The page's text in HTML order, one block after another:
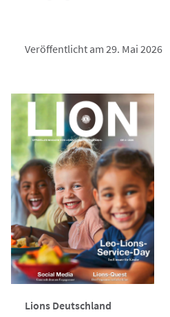
Veröffentlicht am 29. Mai 2026
Lions Deutschland